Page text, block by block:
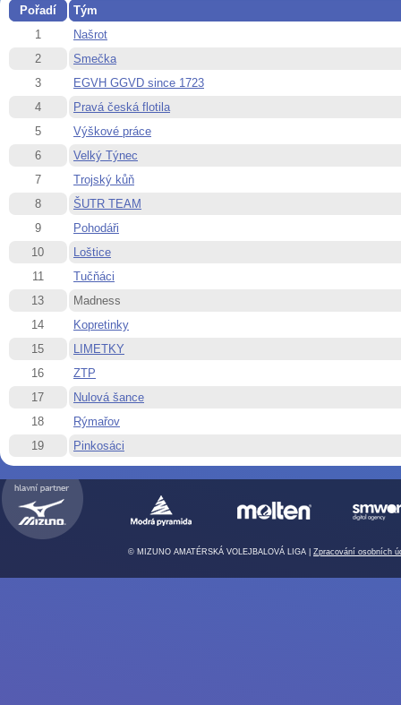
Pořadí
Tým
1
Našrot
2
Smečka
3
EGVH GGVD since 1723
4
Pravá česká flotila
5
Výškové práce
6
Velký Týnec
7
Trojský kůň
8
ŠUTR TEAM
9
Pohodáři
10
Loštice
11
Tučňáci
13
Madness
14
Kopretinky
15
LIMETKY
16
ZTP
17
Nulová šance
18
Rýmařov
19
Pinkosáci
© MIZUNO AMATÉRSKÁ VOLEJBALOVÁ LIGA | Zpracování osobních